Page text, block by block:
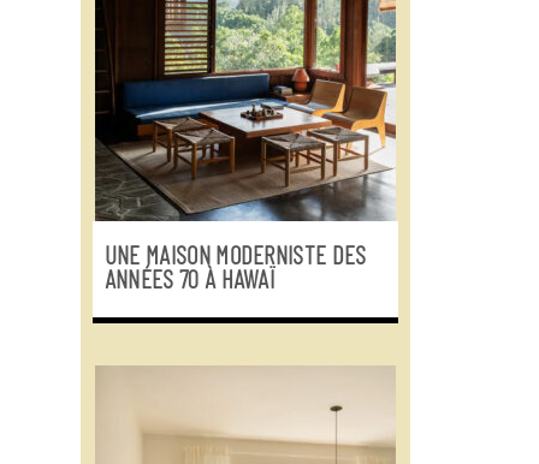
UNE MAISON MODERNISTE DES
ANNÉES 70 À HAWAÏ